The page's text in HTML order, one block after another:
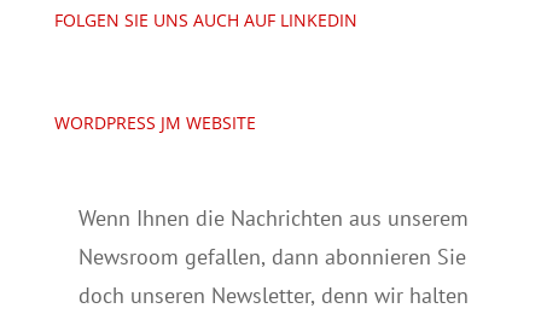
FOLGEN SIE UNS AUCH AUF LINKEDIN
WORDPRESS JM WEBSITE
Wenn Ihnen die Nachrichten aus unserem
Newsroom gefallen, dann abonnieren Sie
doch unseren Newsletter, denn wir halten